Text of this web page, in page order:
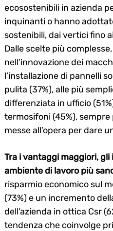
ecosostenibili in azienda
inquinanti o hanno
sostenibili, dai vertici fino
Dalle scelte più
nell’innovazione dei
l’installazione di pannelli
pulita (37%), alle più
differenziata in ufficio
termosifoni (45%),
messe all’opera per dare
Tra i vantaggi maggiori,
ambiente di lavoro più
risparmio economico sul
(73%) e un incremento
dell’azienda in ottica Csr
tendenza che coinvolge